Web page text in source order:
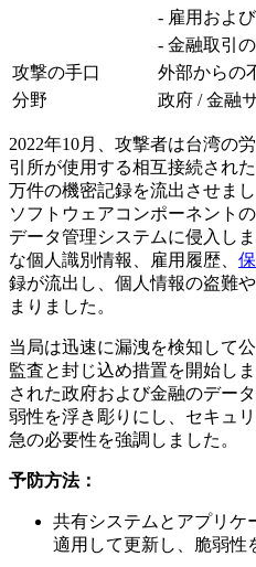
- 雇用およ
- 金融取引
攻撃の手口
外部からの
分野
政府 / 金融
2022年10月、攻撃者は台湾の
引所が使用する相互接続され
万件の機密記録を流出させま
ソフトウェアコンポーネント
データ管理システムに侵入し
な個人識別情報、雇用履歴、
録が流出し、個人情報の盗難
まりました。
当局は迅速に漏洩を検知して
監査と封じ込め措置を開始し
された政府および金融のデー
弱性を浮き彫りにし、セキュ
急の必要性を強調しました。
予防方法：
共有システムとアプリケ
適用して更新し、脆弱性